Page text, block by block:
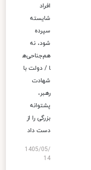
افراد
شایسته
سپرده
شود، نه
هم‌جناحی‌ه
ا / دولت با
شهادت
رهبر،
پشتوانه
بزرگی را از
دست داد
1405/05/
14